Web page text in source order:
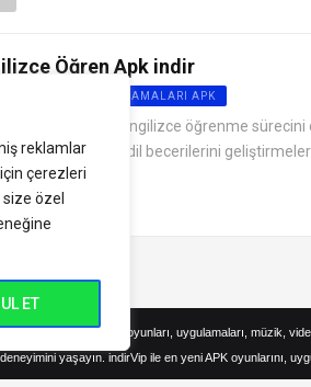
reklamlar
çerezleri
özel
ET
Öğren Apk indir
EĞITIM UYGULAMALARI APK
Öğren Apk indir, İngilizce öğrenme
İngilizce dil becerilerini
En popüler Android oyunları, uygulamaları, müzik,
yaşayın. indirVip ile en yeni APK oyunlarını,